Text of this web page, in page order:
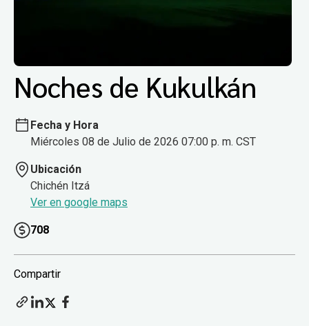
Noches de Kukulkán
Fecha y Hora
Miércoles 08 de Julio de 2026 07:00 p. m. CST
Ubicación
Chichén Itzá
Ver en google maps
708
Compartir